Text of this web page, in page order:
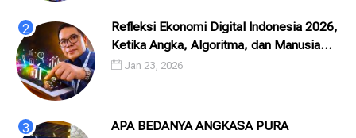
Refleksi Ekonomi Digital Indonesia 2026,
Ketika Angka, Algoritma, dan Manusia
Saling Menatap
Jan 23, 2026
APA BEDANYA ANGKASA PURA